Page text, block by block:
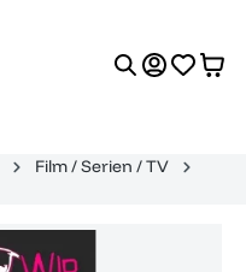
Film / Serien / TV